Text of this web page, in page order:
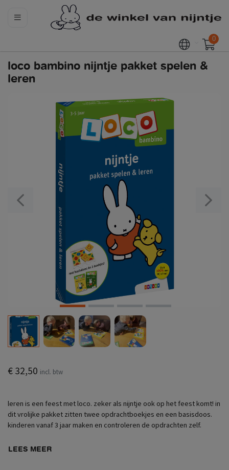
0
loco bambino nijntje pakket spelen &
leren
€ 32,50 incl. btw
leren is een feest met loco. zeker als nijntje ook op het feest komt! in
dit vrolijke pakket zitten twee opdrachtboekjes en een basisdoos.
kinderen vanaf 3 jaar maken en controleren de opdrachten zelf.
LEES MEER